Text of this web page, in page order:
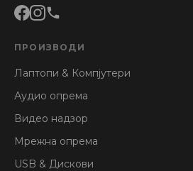
ПРОИЗВОДИ
Лаптопи & Компјутери
Аудио опрема
Видео надзор
Мрежна опрема
USB & Дискови